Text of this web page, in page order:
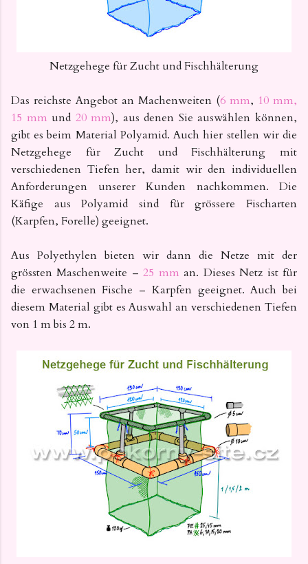
Netzgehege für Zucht und Fischhälterung
Das reichste Angebot an Machenweiten (6 mm, 10 mm,
15 mm und 20 mm), aus denen Sie auswählen können,
gibt es beim Material Polyamid. Auch hier stellen wir die
Netzgehege für Zucht und Fischhälterung mit
verschiedenen Tiefen her, damit wir den individuellen
Anforderungen unserer Kunden nachkommen. Die
Käfige aus Polyamid sind für grössere Fischarten
(Karpfen, Forelle) geeignet.
Aus Polyethylen bieten wir dann die Netze mit der
grössten Maschenweite – 25 mman. Dieses Netz ist für
die erwachsenen Fische – Karpfen geeignet. Auch bei
diesem Material gibt es Auswahl an verschiedenen Tiefen
von 1 m bis 2 m.